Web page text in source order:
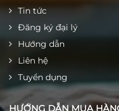
Tin tức
Đăng ký đại lý
Hướng dẫn
Liên hệ
Tuyển dụng
HƯỚNG DẪN MUA